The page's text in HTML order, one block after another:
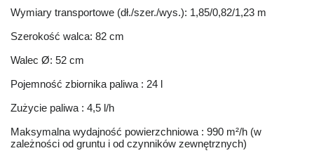
Wymiary transportowe (dł./szer./wys.): 1,85/0,82/1,23 m
Szerokość walca: 82 cm
Walec Ø: 52 cm
Pojemność zbiornika paliwa : 24 l
Zużycie paliwa : 4,5 l/h
Maksymalna wydajność powierzchniowa : 990 m²/h (w
zależności od gruntu i od czynników zewnętrznych)